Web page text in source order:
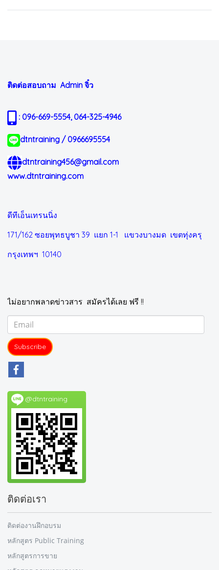
ติดต่อสอบถาม Admin จิ๋ว
: 096-669-5554, 064-325-4946
dtntraining / 0966695554
dtntraining456@gmail.com
www.dtntraining.com
ดีทีเอ็นเทรนนิ่ง
171/162 ซอยพุทธบูชา 39 แยก 1-1 แขวงบางมด เขตทุ่งครุ
กรุงเทพฯ 10140
ไม่อยากพลาดข่าวสาร สมัครได้เลย ฟรี !!
Subscribe
@dtntraining
ติดต่อเรา
ติดต่องานฝึกอบรม
หลักสูตร Public Training
หลักสูตรการขาย